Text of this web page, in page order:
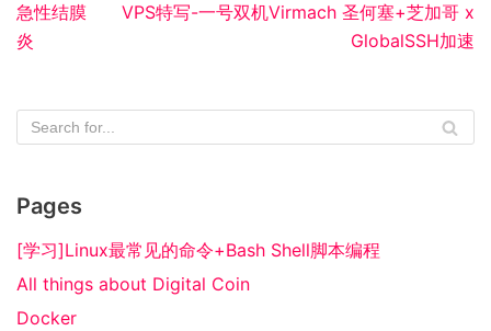
急性结膜
炎
VPS特写-一号双机Virmach 圣何塞+芝加哥 x
GlobalSSH加速
Pages
[学习]Linux最常见的命令+Bash Shell脚本编程
All things about Digital Coin
Docker